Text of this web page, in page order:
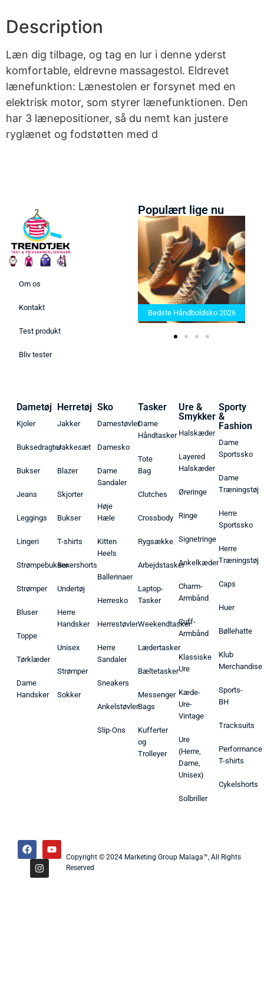
Description
Læn dig tilbage, og tag en lur i denne yderst
komfortable, eldrevne massagestol. Eldrevet
lænefunktion: Lænestolen er forsynet med en
elektrisk motor, som styrer lænefunktionen. Den
har 3 lænepositioner, så du nemt kan justere
ryglænet og fodstøtten med d
Om os
Kontakt
Test produkt
Bliv tester
Populært lige nu
Bedste Saunatæppe 2025 –
Find de bedste produkter her!
Bedste Håndboldsko 2026
Dametøj
Kjoler
Buksedragter
Bukser
Jeans
Leggings
Lingeri
Strømpebukser
Strømper
Bluser
Toppe
Tørklæder
Dame
Handsker
Herretøj
Jakker
Jakkesæt
Blazer
Skjorter
Bukser
T-shirts
Boxershorts
Undertøj
Herre
Handsker
Unisex
Strømper
Sokker
Sko
Damestøvler
Damesko
Dame
Sandaler
Høje
Hæle
Kitten
Heels
Ballerinaer
Herresko
Herrestøvler
Herre
Sandaler
Sneakers
Ankelstøvler
Slip-Ons
Tasker
Dame
Håndtasker
Tote
Bag
Clutches
Crossbody
Rygsække
Arbejdstasker
Laptop-
Tasker
Weekendtasker
Lædertasker
Bæltetasker
Messenger
Bags
Kufferter
og
Trolleyer
Ure &
Smykker
Halskæder
Layered
Halskæder
Øreringe
Ringe
Signetringe
Ankelkæder
Charm-
Armbånd
Cuff-
Armbånd
Klassiske
Ure
Kæde-
Ure-
Vintage
Ure
(Herre,
Dame,
Unisex)
Solbriller
Sporty
&
Fashion
Dame
Sportssko
Dame
Træningstøj
Herre
Sportssko
Herre
Træningstøj
Caps
Huer
Bøllehatte
Klub
Merchandise
Sports-
BH
Tracksuits
Performance
T-shirts
Cykelshorts
Copyright © 2024 Marketing Group Malaga™, All Rights
Reserved